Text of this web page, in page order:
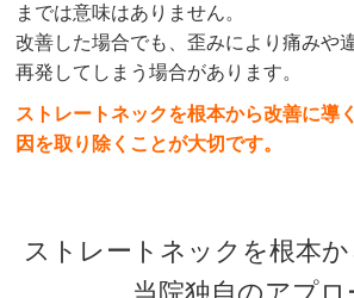
までは意味はありません。
改善した場合でも、歪みにより痛みや
再発してしまう場合があります。
ストレートネックを根本から改善に導
因を取り除くことが大切です。
ストレートネックを根本か